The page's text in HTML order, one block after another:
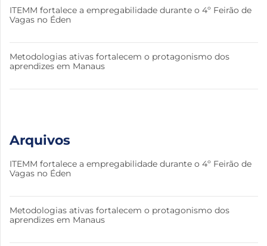
ITEMM fortalece a empregabilidade durante o 4º Feirão de
Vagas no Éden
Metodologias ativas fortalecem o protagonismo dos
aprendizes em Manaus
Arquivos
ITEMM fortalece a empregabilidade durante o 4º Feirão de
Vagas no Éden
Metodologias ativas fortalecem o protagonismo dos
aprendizes em Manaus